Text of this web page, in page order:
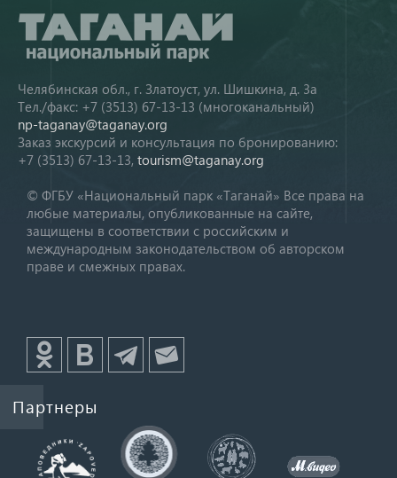
Челябинская обл., г. Златоуст, ул. Шишкина, д. 3а
Тел./факс: +7 (3513) 67-13-13 (многоканальный)
np-taganay@taganay.org
Заказ экскурсий и консультация по бронированию:
+7 (3513) 67-13-13, tourism@taganay.org
© ФГБУ «Национальный парк «Таганай» Все права на
любые материалы, опубликованные на сайте,
защищены в соответствии с российским и
международным законодательством об авторском
праве и смежных правах.
Партнеры